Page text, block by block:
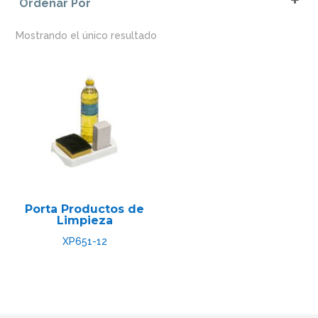
Gris
Ordenar Por
Mostrando el único resultado
Porta Productos de
Limpieza
XP651-12